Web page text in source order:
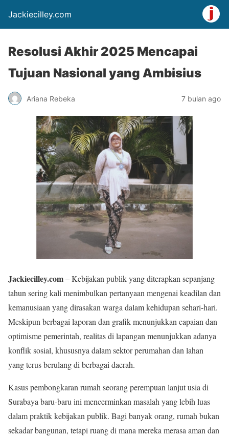
Jackiecilley.com
Resolusi Akhir 2025 Mencapai
Tujuan Nasional yang Ambisius
Ariana Rebeka 7 bulan ago
Jackiecilley.com– Kebijakan publik yang diterapkan sepanjang
tahun sering kali menimbulkan pertanyaan mengenai keadilan dan
kemanusiaan yang dirasakan warga dalam kehidupan sehari-hari.
Meskipun berbagai laporan dan grafik menunjukkan capaian dan
optimisme pemerintah, realitas di lapangan menunjukkan adanya
konflik sosial, khususnya dalam sektor perumahan dan lahan
yang terus berulang di berbagai daerah.
Kasus pembongkaran rumah seorang perempuan lanjut usia di
Surabaya baru-baru ini mencerminkan masalah yang lebih luas
dalam praktik kebijakan publik. Bagi banyak orang, rumah bukan
sekadar bangunan, tetapi ruang di mana mereka merasa aman dan